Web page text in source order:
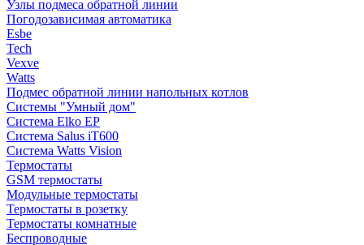
Узлы подмеса обратной линии
Погодозависимая автоматика
Esbe
Tech
Vexve
Watts
Подмес обратной линии напольных котлов
Системы "Умный дом"
Система Elko EP
Система Salus iT600
Система Watts Vision
Термостаты
GSM термостаты
Модульные термостаты
Термостаты в розетку
Термостаты комнатные
Беспроводные